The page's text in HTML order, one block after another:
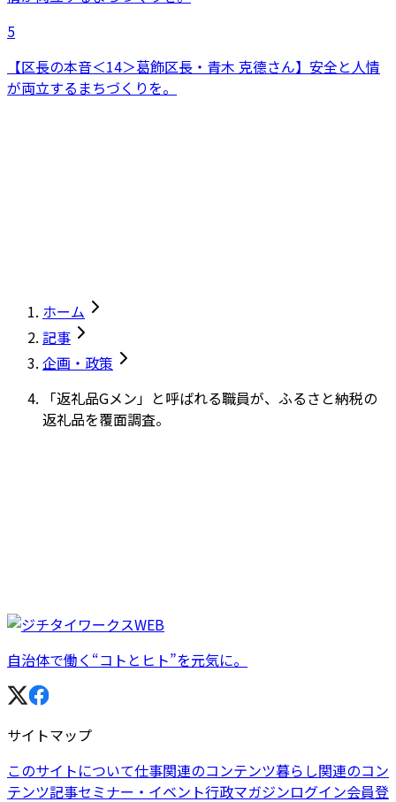
5
【区長の本音＜14＞葛飾区長・青木 克德さん】安全と人情
が両立するまちづくりを。
ホーム
記事
企画・政策
「返礼品Gメン」と呼ばれる職員が、ふるさと納税の
返礼品を覆面調査。
自治体で働く“コトとヒト”を元気に。
サイトマップ
このサイトについて仕事関連のコンテンツ暮らし関連のコン
テンツ記事セミナー・イベント行政マガジンログイン会員登